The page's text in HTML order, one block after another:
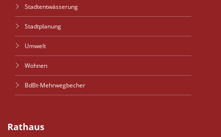
Stadtentwässerung
Stadtplanung
Umwelt
Wohnen
BdBt-Mehrwegbecher
Rathaus